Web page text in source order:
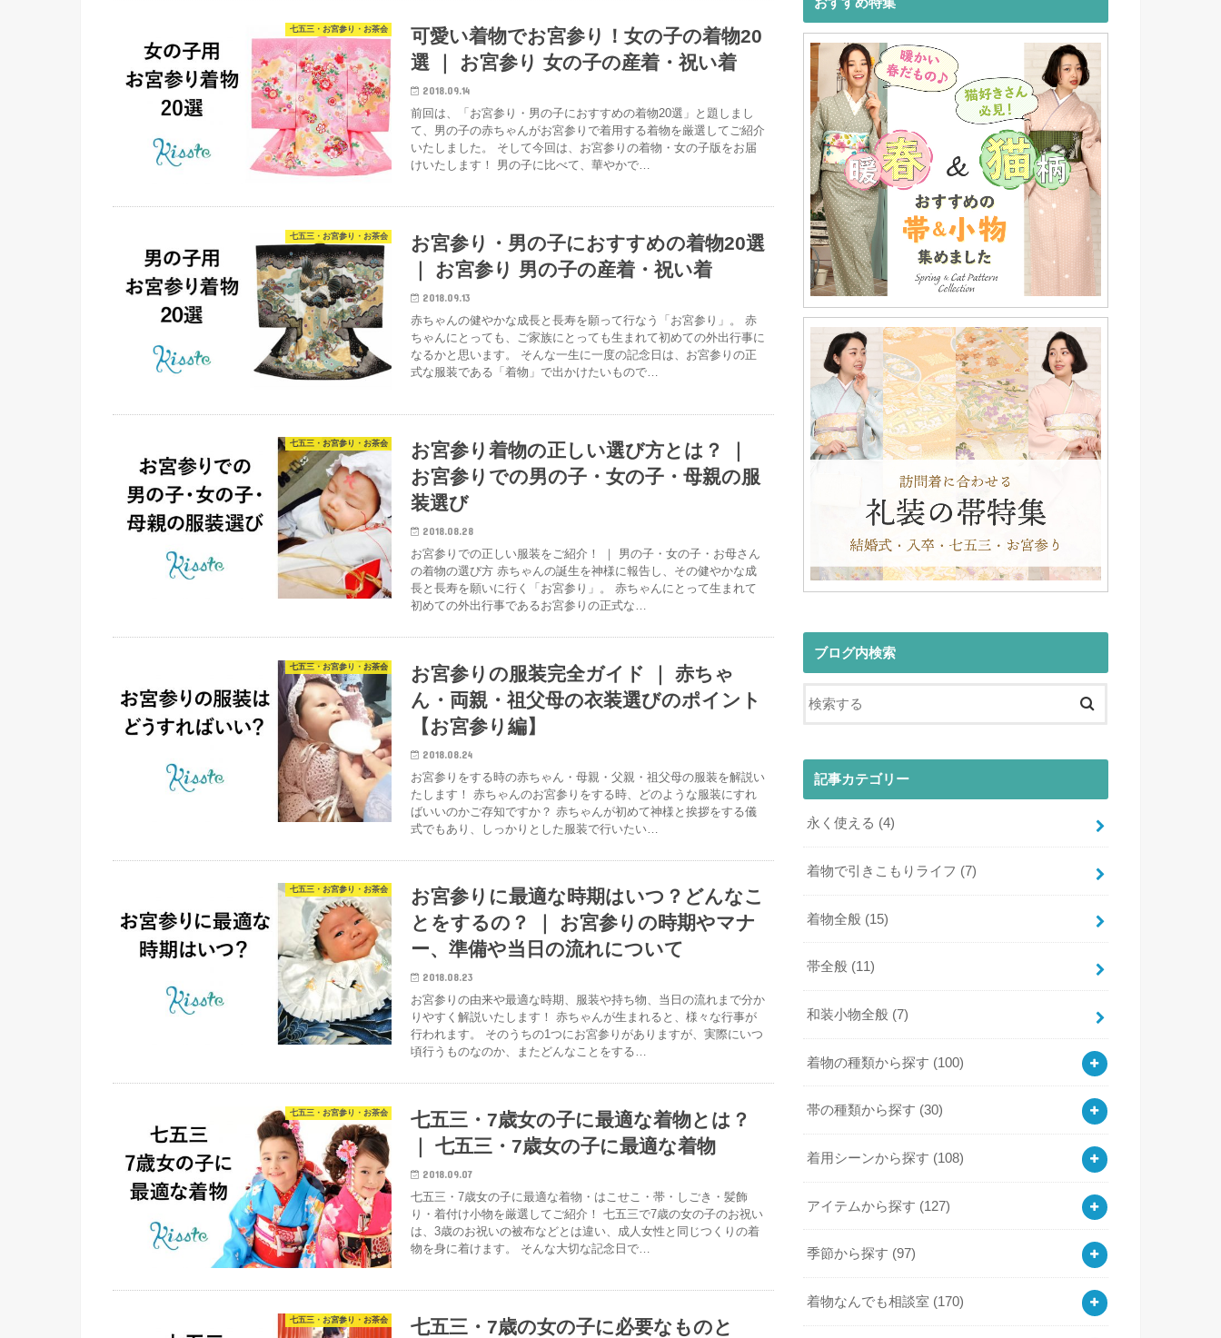
七五三・お宮参り・お茶会
可愛い着物でお宮参り！女の子の着物20
選 ｜ お宮参り 女の子の産着・祝い着
2018.09.14
前回は、「お宮参り・男の子におすすめの着物20選」と題しまし
て、男の子の赤ちゃんがお宮参りで着用する着物を厳選してご紹介
いたしました。 そして今回は、お宮参りの着物・女の子版をお届
けいたします！ 男の子に比べて、華やかで…
七五三・お宮参り・お茶会
お宮参り・男の子におすすめの着物20選
｜ お宮参り 男の子の産着・祝い着
2018.09.13
赤ちゃんの健やかな成長と長寿を願って行なう「お宮参り」。 赤
ちゃんにとっても、ご家族にとっても生まれて初めての外出行事に
なるかと思います。 そんな一生に一度の記念日は、お宮参りの正
式な服装である「着物」で出かけたいもので…
七五三・お宮参り・お茶会
お宮参り着物の正しい選び方とは？ ｜
お宮参りでの男の子・女の子・母親の服
装選び
2018.08.28
お宮参りでの正しい服装をご紹介！ ｜ 男の子・女の子・お母さん
の着物の選び方 赤ちゃんの誕生を神様に報告し、その健やかな成
長と長寿を願いに行く「お宮参り」。 赤ちゃんにとって生まれて
初めての外出行事であるお宮参りの正式な…
七五三・お宮参り・お茶会
お宮参りの服装完全ガイド ｜ 赤ちゃ
ん・両親・祖父母の衣装選びのポイント
【お宮参り編】
2018.08.24
お宮参りをする時の赤ちゃん・母親・父親・祖父母の服装を解説い
たします！ 赤ちゃんのお宮参りをする時、どのような服装にすれ
ばいいのかご存知ですか？ 赤ちゃんが初めて神様と挨拶をする儀
式でもあり、しっかりとした服装で行いたい…
七五三・お宮参り・お茶会
お宮参りに最適な時期はいつ？どんなこ
とをするの？ ｜ お宮参りの時期やマナ
ー、準備や当日の流れについて
2018.08.23
お宮参りの由来や最適な時期、服装や持ち物、当日の流れまで分か
りやすく解説いたします！ 赤ちゃんが生まれると、様々な行事が
行われます。 そのうちの1つにお宮参りがありますが、実際にいつ
頃行うものなのか、またどんなことをする…
七五三・お宮参り・お茶会
七五三・7歳女の子に最適な着物とは？
｜ 七五三・7歳女の子に最適な着物
2018.09.07
七五三・7歳女の子に最適な着物・はこせこ・帯・しごき・髪飾
り・着付け小物を厳選してご紹介！ 七五三で7歳の女の子のお祝い
は、3歳のお祝いの被布などとは違い、成人女性と同じつくりの着
物を身に着けます。 そんな大切な記念日で…
七五三・お宮参り・お茶会
七五三・7歳の女の子に必要なものと
ブログ内検索
記事カテゴリー
永く使える (4)
着物で引きこもりライフ (7)
着物全般 (15)
帯全般 (11)
和装小物全般 (7)
着物の種類から探す (100)
帯の種類から探す (30)
着用シーンから探す (108)
アイテムから探す (127)
季節から探す (97)
着物なんでも相談室 (170)